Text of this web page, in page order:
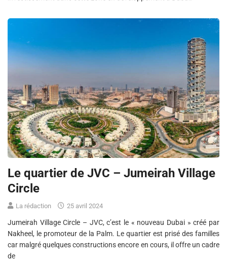
Le quartier de JVC – Jumeirah Village
Circle
La rédaction 25 avril 2024
Jumeirah Village Circle – JVC, c’est le « nouveau Dubai » créé par
Nakheel, le promoteur de la Palm. Le quartier est prisé des familles
car malgré quelques constructions encore en cours, il offre un cadre
de